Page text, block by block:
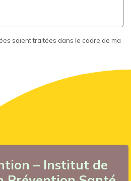
soient traitées dans le cadre de ma
– Institut de